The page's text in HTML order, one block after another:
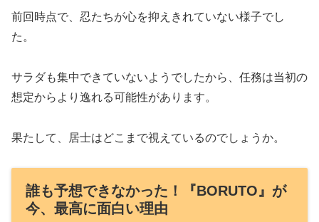
前回時点で、忍たちが心を抑えきれていない様子でし
た。
サラダも集中できていないようでしたから、任務は当初の
想定からより逸れる可能性があります。
果たして、居士はどこまで視えているのでしょうか。
誰も予想できなかった！『BORUTO』が
今、最高に面白い理由